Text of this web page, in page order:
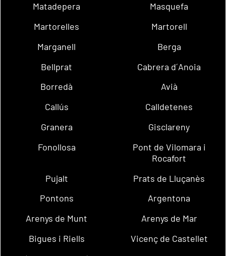
Matadepera
Masquefa
Martorelles
Martorell
Marganell
Berga
Bellprat
Cabrera d´Anoia
Borredà
Avià
Callús
Calldetenes
Granera
Gisclareny
Fonollosa
Pont de Vilomara i
Rocafort
Pujalt
Prats de Lluçanès
Pontons
Argentona
Arenys de Munt
Arenys de Mar
Bigues i Riells
Vicenç de Castellet